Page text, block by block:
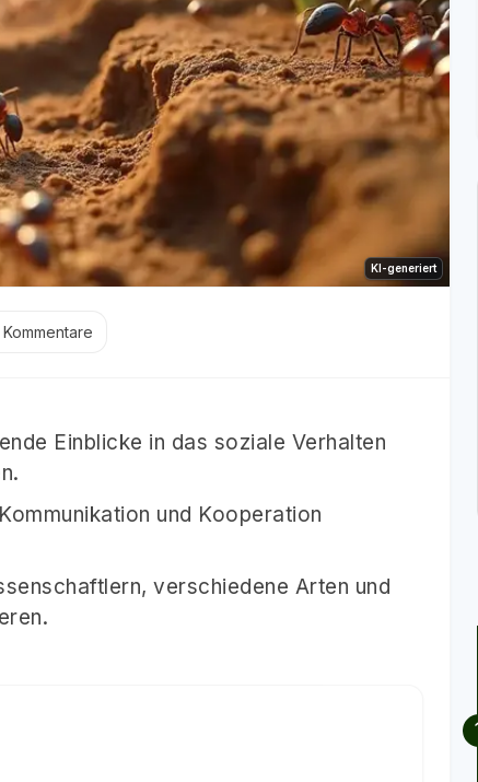
KI-generiert
Kommentare
Einblicke in das soziale Verhalten
und Kooperation
verschiedene Arten und